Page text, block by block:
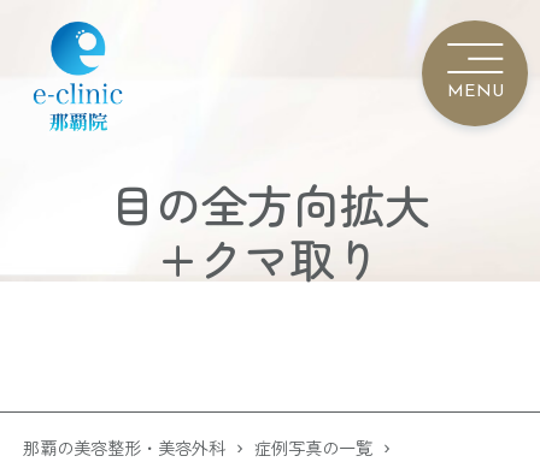
目の全方向拡大
+クマ取り
那覇の美容整形・美容外科 症例写真の一覧